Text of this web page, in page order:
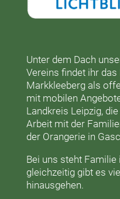
Unter dem Dach
Vereins findet ihr das
Markkleebergals
mit mobilen
Landkreis Leipzig,
Arbeit mit der
der Orangeriein
Bei uns steht
gleichzeitig gibt es
hinausgehen.